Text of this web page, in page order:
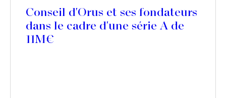
Conseil d'Orus et ses fondateurs
dans le cadre d'une série A de
11M€